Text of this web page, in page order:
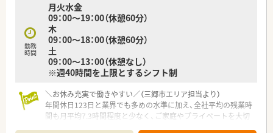
勤務
時間
月火水金
09：00～19：00（休憩60分）
木
09：00～18：00（休憩60分）
土
09：00～13：00（休憩なし）
※週40時間を上限とするシフト制
＼お休み充実で働きやすい／（三郷市エリア担当より）
年間休日123日と業界でも多めの水準に加え、全社平均の残業時
間も月平均7.3時間程度と少なく、ご家庭やプライベートを大切